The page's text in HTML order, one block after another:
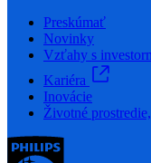
Preskúmať
Novinky
Vzťahy s
Kariéra
Inovácie
Životné